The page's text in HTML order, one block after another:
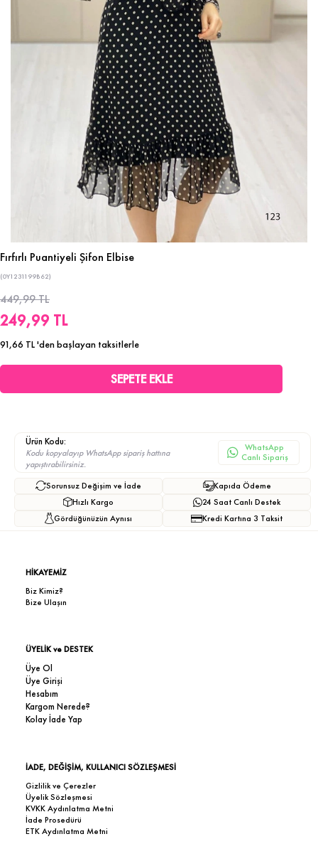
Fırfırlı Puantiyeli Şifon Elbise
(0Y1231199B62)
449,99 TL
249,99 TL
91,66 TL'den başlayan taksitlerle
Ürün Kodu:
Kodu kopyalayıp WhatsApp sipariş hattına
yapıştırabilirsiniz.
WhatsApp
Canlı Sipariş
Sorunsuz Değişim ve İade
Hızlı Kargo
Gördüğünüzün Aynısı
Kapıda Ödeme
24 Saat Canlı Destek
Kredi Kartına 3 Taksit
HİKAYEMİZ
Biz Kimiz?
Bize Ulaşın
ÜYELİK ve DESTEK
Üye Ol
Üye Girişi
Hesabım
Kargom Nerede?
Kolay İade Yap
İADE, DEĞİŞİM, KULLANICI SÖZLEŞMESİ
Gizlilik ve Çerezler
Üyelik Sözleşmesi
KVKK Aydınlatma Metni
İade Prosedürü
ETK Aydınlatma Metni